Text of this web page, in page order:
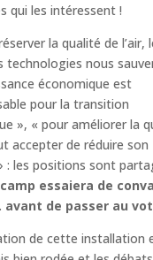
qui les intéressent !
la qualité de l’air,
technologies nous
économique est
pour la transition
», « pour améliorer la
accepter de réduire son
: les positions sont
essaiera de
avant de passer au
de cette installation